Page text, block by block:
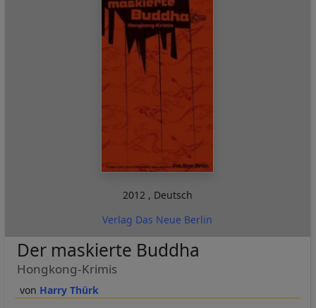
2012 , Deutsch
Verlag Das Neue Berlin
Harry Thürk
Der maskierte Buddha
Hongkong-Krimis